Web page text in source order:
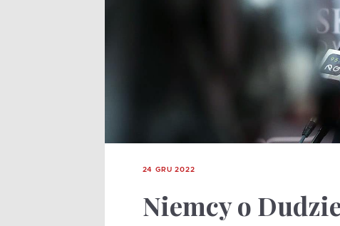
24 GRU 2022
Niemcy o